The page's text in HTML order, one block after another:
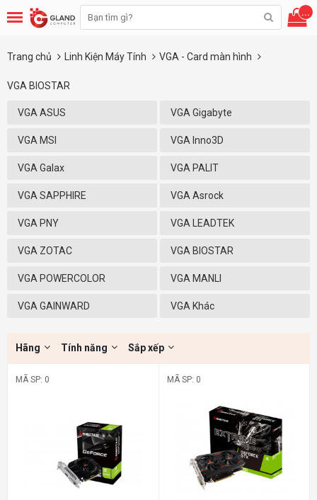
...
Trang chủ Linh Kiện Máy Tính VGA - Card màn hình
VGA BIOSTAR
VGA ASUS VGA Gigabyte
VGA MSI VGA Inno3D
VGA Galax VGA PALIT
VGA SAPPHIRE VGA Asrock
VGA PNY VGA LEADTEK
VGA ZOTAC VGA BIOSTAR
VGA POWERCOLOR VGA MANLI
VGA GAINWARD VGA Khác
Hãng Tính năng Sắp xếp
MÃ SP: 0 MÃ SP: 0